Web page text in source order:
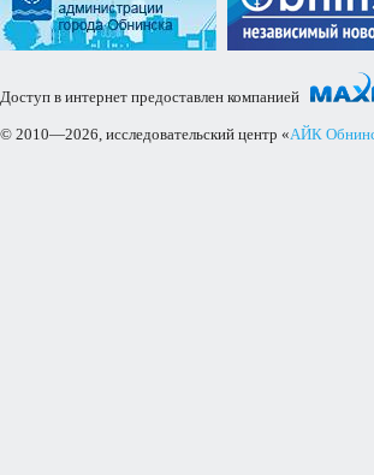
Доступ в интернет предоставлен компанией
© 2010—2026, исследовательский центр «АЙК